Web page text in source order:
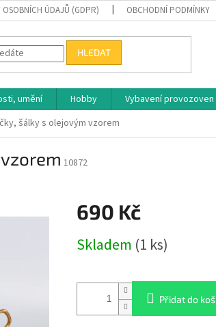
ÚDAJŮ (GDPR) OBCHODNÍ PODMÍNKY
HLEDAT
umění Hobby Vybavení provozoven
šálky s olejovým vzorem
10872
690 Kč
cena:
Skladem (1 ks)
Přidat do